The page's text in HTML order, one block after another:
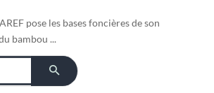
pose les bases foncières de son
bambou ...